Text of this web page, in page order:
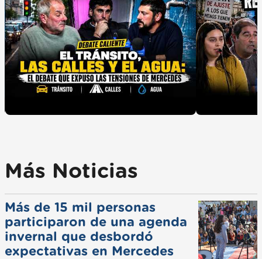
Más Noticias
Más de 15 mil personas
participaron de una agenda
invernal que desbordó
expectativas en Mercedes